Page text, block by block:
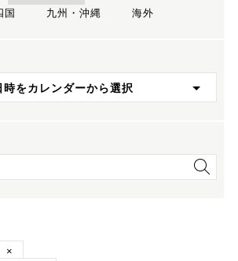
国 九州・沖縄 海外
時をカレンダーから選択
×